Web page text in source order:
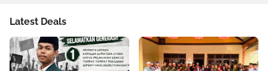
Latest Deals